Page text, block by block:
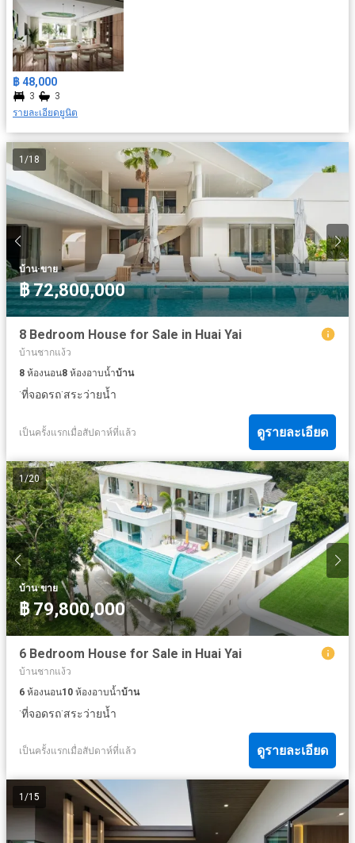
฿ 48,000
3
3
รายละเอียดยูนิต
1 /18
บ้าน·ขาย
฿ 72,800,000
8 Bedroom House for Sale in Huai Yai
บ้านชากแง้ว
8 ห้องนอน8 ห้องอาบน้ำบ้าน
·ที่จอดรถ·สระว่ายน้ำ
เป็นครั้งแรกเมื่อสัปดาห์ที่แล้ว ดูรายละเอียด
1/20
บ้าน·ขาย
฿ 79,800,000
6 Bedroom House for Sale in Huai Yai
บ้านชากแง้ว
6 ห้องนอน10 ห้องอาบน้ำบ้าน
·ที่จอดรถ·สระว่ายน้ำ
เป็นครั้งแรกเมื่อสัปดาห์ที่แล้ว ดูรายละเอียด
1 /15